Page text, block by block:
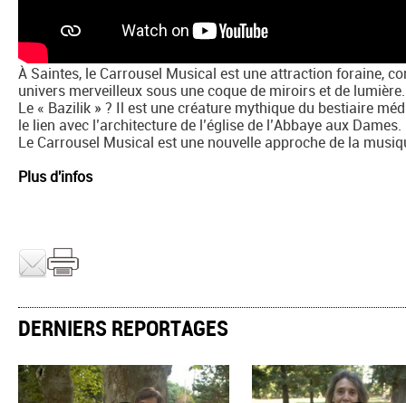
À Saintes, le Carrousel Musical est une attraction foraine,
univers merveilleux sous une coque de miroirs et de lumière.
Le « Bazilik » ? Il est une créature mythique du bestiaire
le lien avec l’architecture de l’église de l’Abbaye aux Dames.
Le Carrousel Musical est une nouvelle approche de la
Plus d'infos
DERNIERS REPORTAGES